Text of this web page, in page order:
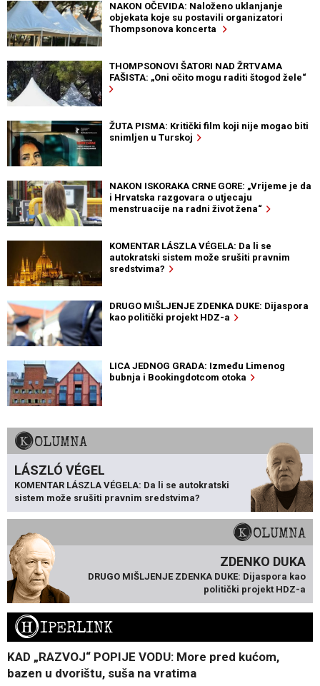
NAKON OČEVIDA: Naloženo uklanjanje
objekata koje su postavili organizatori
Thompsonova koncerta
THOMPSONOVI ŠATORI NAD ŽRTVAMA
FAŠISTA: „Oni očito mogu raditi štogod žele“
ŽUTA PISMA: Kritički film koji nije mogao biti
snimljen u Turskoj
NAKON ISKORAKA CRNE GORE: „Vrijeme je da
i Hrvatska razgovara o utjecaju
menstruacije na radni život žena“
KOMENTAR LÁSZLA VÉGELA: Da li se
autokratski sistem može srušiti pravnim
sredstvima?
DRUGO MIŠLJENJE ZDENKA DUKE: Dijaspora
kao politički projekt HDZ-a
LICA JEDNOG GRADA: Između Limenog
bubnja i Bookingdotcom otoka
KOLUMNA
LÁSZLÓ VÉGEL
KOMENTAR LÁSZLA VÉGELA: Da li se autokratski
sistem može srušiti pravnim sredstvima?
KOLUMNA
ZDENKO DUKA
DRUGO MIŠLJENJE ZDENKA DUKE: Dijaspora kao
politički projekt HDZ-a
HIPERLINK
KAD „RAZVOJ“ POPIJE VODU: More pred kućom,
bazen u dvorištu, suša na vratima